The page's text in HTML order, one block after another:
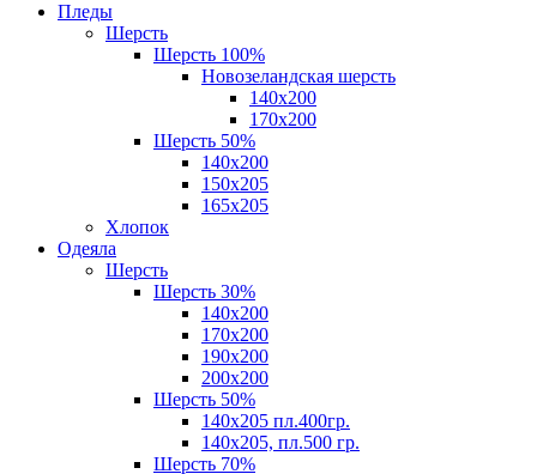
Пледы
Шерсть
Шерсть 100%
Новозеландская шерсть
140х200
170x200
Шерсть 50%
140x200
150х205
165х205
Хлопок
Одеяла
Шерсть
Шерсть 30%
140х200
170х200
190х200
200х200
Шерсть 50%
140х205 пл.400гр.
140х205, пл.500 гр.
Шерсть 70%